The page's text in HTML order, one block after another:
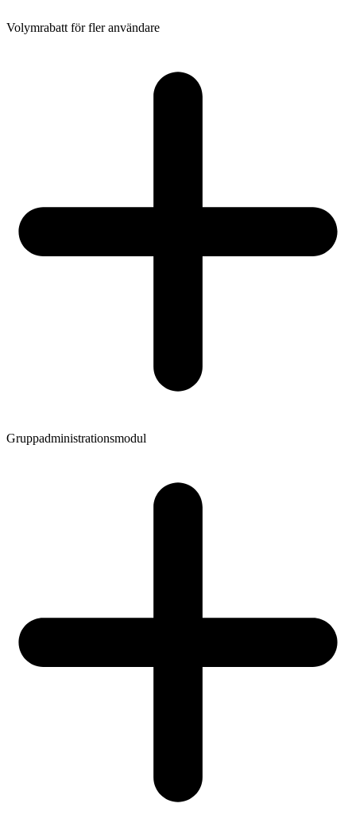
Volymrabatt för fler användare
Gruppadministrationsmodul